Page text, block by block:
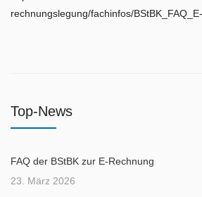
rechnungslegung/fachinfos/
Top-News
FAQ der BStBK zur E-Rechnung
23. März 2026